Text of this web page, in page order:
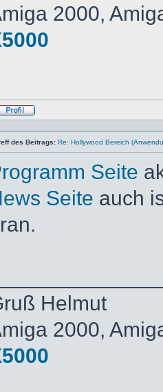
2000,
Profil
des Beitrags: Re: Hollywood Bereich
Seite
Seite auch
Helmut
2000,